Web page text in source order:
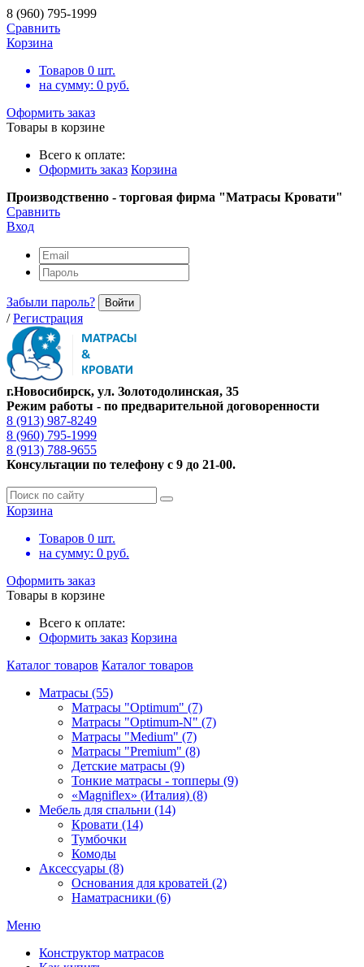
8 (960) 795-1999
Сравнить
Корзина
Товаров 0 шт.
на сумму: 0 руб.
Оформить заказ
Товары в корзине
Всего к оплате:
Оформить заказ Корзина
Производственно - торговая фирма "Матрасы Кровати"
Сравнить
Вход
Забыли пароль? Войти
/ Регистрация
г.Новосибирск, ул. Золотодолинская, 35
Режим работы - по предварительной договоренности
8 (913) 987-8249
8 (960) 795-1999
8 (913) 788-9655
Консультации по телефону с 9 до 21-00.
Корзина
Товаров 0 шт.
на сумму: 0 руб.
Оформить заказ
Товары в корзине
Всего к оплате:
Оформить заказ Корзина
Каталог товаров Каталог товаров
Матрасы (55)
Матрасы "Optimum" (7)
Матрасы "Optimum-N" (7)
Матрасы "Medium" (7)
Матрасы "Premium" (8)
Детские матрасы (9)
Тонкие матрасы - топперы (9)
«Magniflex» (Италия) (8)
Мебель для спальни (14)
Кровати (14)
Тумбочки
Комоды
Аксессуары (8)
Основания для кроватей (2)
Наматрасники (6)
Меню
Конструктор матрасов